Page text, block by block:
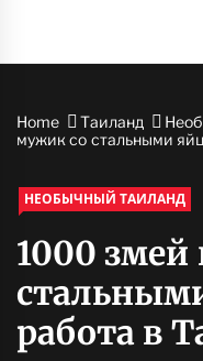
Home Таиланд
мужик со стальными
НЕОБЫЧНЫЙ ТАИЛАНД
1000
работа в